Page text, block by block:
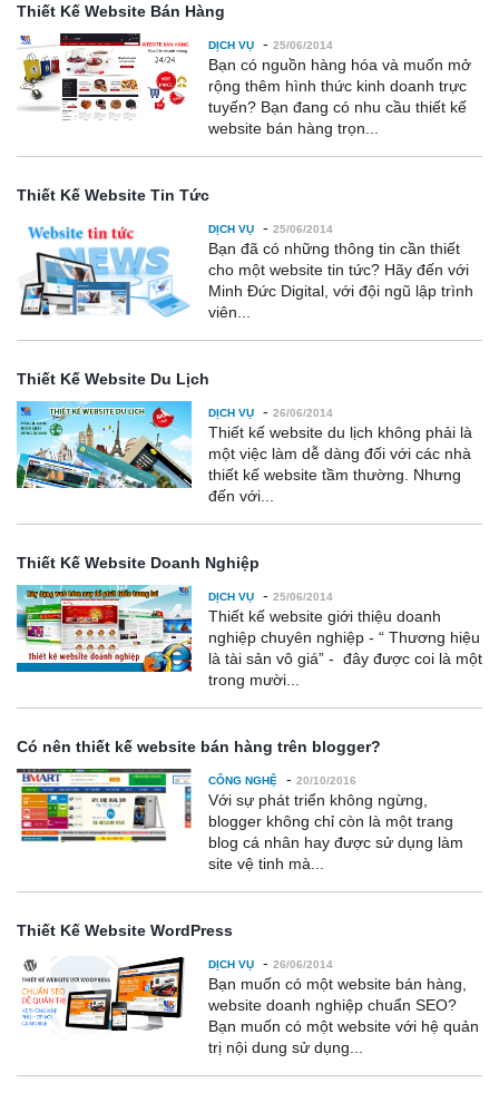
Thiết Kế Website Bán Hàng
DỊCH VỤ - 25/06/2014
Bạn có nguồn hàng hóa và muốn mở
rộng thêm hình thức kinh doanh trực
tuyến? Bạn đang có nhu cầu thiết kế
website bán hàng trọn...
Thiết Kế Website Tin Tức
DỊCH VỤ - 25/06/2014
Bạn đã có những thông tin cần thiết
cho một website tin tức? Hãy đến với
Minh Đức Digital, với đội ngũ lập trình
viên...
Thiết Kế Website Du Lịch
DỊCH VỤ - 26/06/2014
Thiết kế website du lịch không phải là
một việc làm dễ dàng đối với các nhà
thiết kế website tầm thường. Nhưng
đến với...
Thiết Kế Website Doanh Nghiệp
DỊCH VỤ - 25/06/2014
Thiết kế website giới thiệu doanh
nghiệp chuyên nghiệp - “ Thương hiệu
là tài sản vô giá” - đây được coi là một
trong mười...
Có nên thiết kế website bán hàng trên blogger?
CÔNG NGHỆ - 20/10/2016
Với sự phát triển không ngừng,
blogger không chỉ còn là một trang
blog cá nhân hay được sử dụng làm
site vệ tinh mà...
Thiết Kế Website WordPress
DỊCH VỤ - 26/06/2014
Bạn muốn có một website bán hàng,
website doanh nghiệp chuẩn SEO?
Bạn muốn có một website với hệ quản
trị nội dung sử dụng...